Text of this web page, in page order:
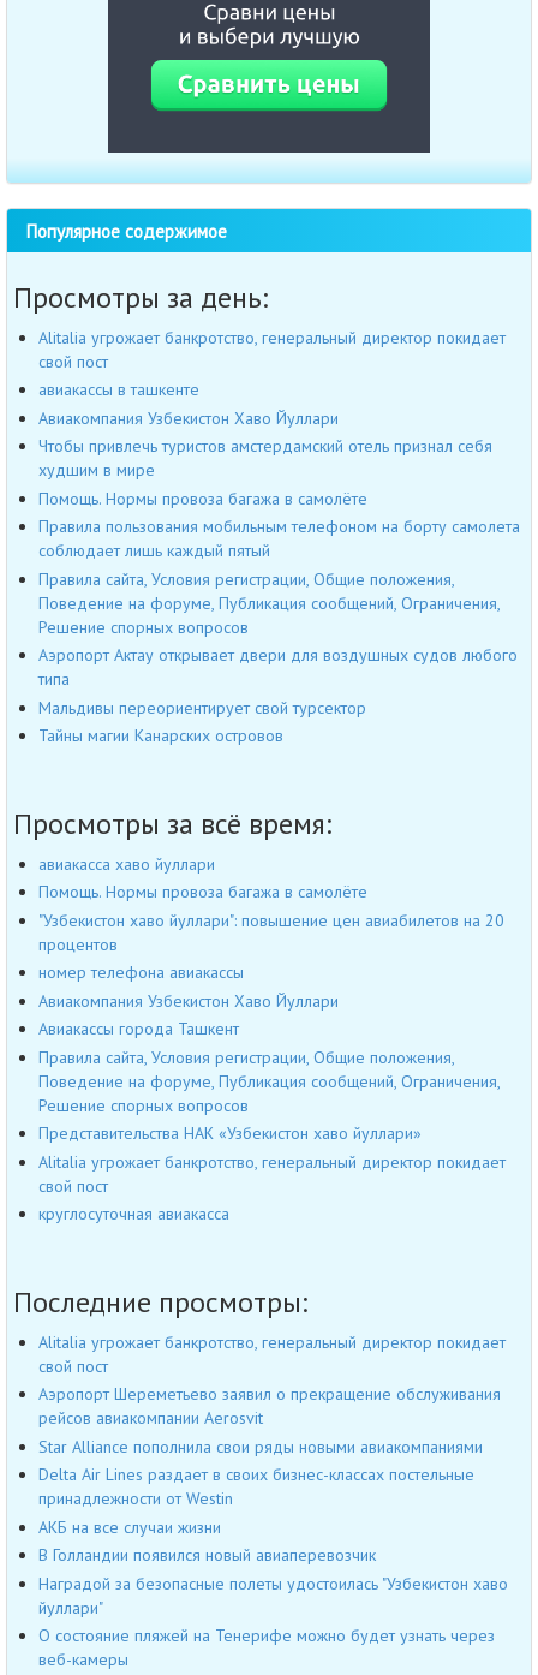
Популярное содержимое
Просмотры за день:
Alitalia угрожает банкротство, генеральный директор покидает
свой пост
авиакассы в ташкенте
Авиакомпания Узбекистон Хаво Йуллари
Чтобы привлечь туристов амстердамский отель признал себя
худшим в мире
Помощь. Нормы провоза багажа в самолёте
Правила пользования мобильным телефоном на борту самолета
соблюдает лишь каждый пятый
Правила сайта, Условия регистрации, Общие положения,
Поведение на форуме, Публикация сообщений, Ограничения,
Решение спорных вопросов
Аэропорт Актау открывает двери для воздушных судов любого
типа
Мальдивы переориентирует свой турсектор
Тайны магии Канарских островов
Просмотры за всё время:
авиакасса хаво йуллари
Помощь. Нормы провоза багажа в самолёте
"Узбекистон хаво йуллари": повышение цен авиабилетов на 20
процентов
номер телефона авиакассы
Авиакомпания Узбекистон Хаво Йуллари
Авиакассы города Ташкент
Правила сайта, Условия регистрации, Общие положения,
Поведение на форуме, Публикация сообщений, Ограничения,
Решение спорных вопросов
Представительства НАК «Узбекистон хаво йуллари»
Alitalia угрожает банкротство, генеральный директор покидает
свой пост
круглосуточная авиакасса
Последние просмотры:
Alitalia угрожает банкротство, генеральный директор покидает
свой пост
Аэропорт Шереметьево заявил о прекращение обслуживания
рейсов авиакомпании Aerosvit
Star Alliance пополнила свои ряды новыми авиакомпаниями
Delta Air Lines раздает в своих бизнес-классах постельные
принадлежности от Westin
АКБ на все случаи жизни
В Голландии появился новый авиаперевозчик
Наградой за безопасные полеты удостоилась "Узбекистон хаво
йуллари"
О состояние пляжей на Тенерифе можно будет узнать через
веб-камеры